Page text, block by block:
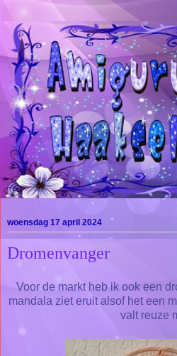
woensdag 17 april 2024
Dromenvanger
Voor de markt heb ik ook een
mandala ziet eruit alsof het een
valt reuze